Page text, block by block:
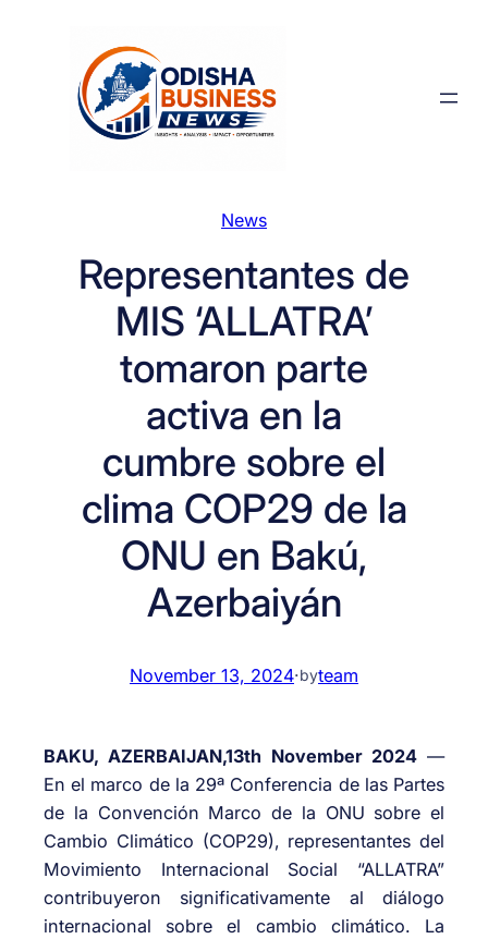
News
Representantes de
MIS ‘ALLATRA’
tomaron parte
activa en la
cumbre sobre el
clima COP29 de la
ONU en Bakú,
Azerbaiyán
November 13, 2024·byteam
BAKU, AZERBAIJAN,13th November 2024—
En el marco de la 29ª Conferencia de las Partes
de la Convención Marco de la ONU sobre el
Cambio Climático (COP29), representantes del
Movimiento Internacional Social “ALLATRA”
contribuyeron significativamente al diálogo
internacional sobre el cambio climático. La